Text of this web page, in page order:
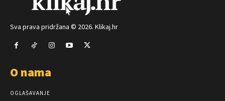
Sva prava pridržana © 2026. Klikaj.hr
O nama
OGLAŠAVANJE